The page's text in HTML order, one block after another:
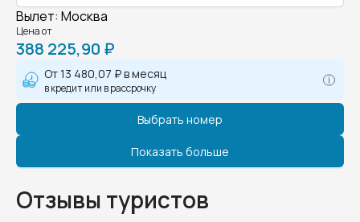
Вылет: Москва
Цена от
388 225,90 ₽
От13 480,07 ₽в месяц
в кредит или в рассрочку
Выбрать номер
Показать больше
Отзывы туристов